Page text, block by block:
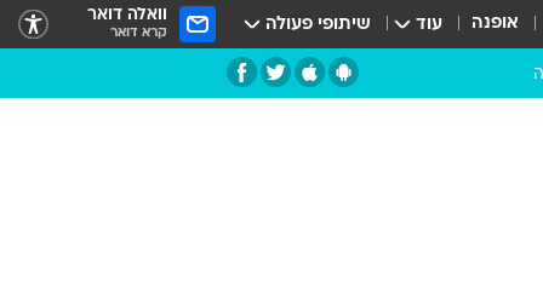
אופנה עוד שיתופי פעולה וואלה דואר
קרא דואר